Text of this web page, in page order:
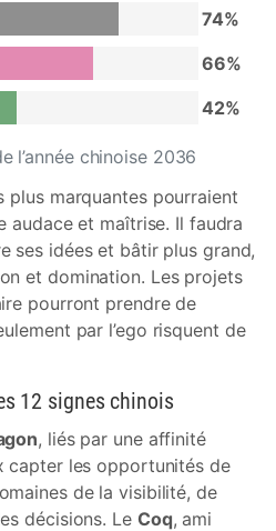
l’année chinoise 2036
74%
66%
42%
plus marquantes pourraient
audace et maîtrise. Il faudra
ses idées et bâtir plus grand,
et domination. Les projets
pourront prendre de
par l’ego risquent de
12 signes chinois
, liés par une affinité
capter les opportunités de
de la visibilité, de
décisions. Le Coq, ami